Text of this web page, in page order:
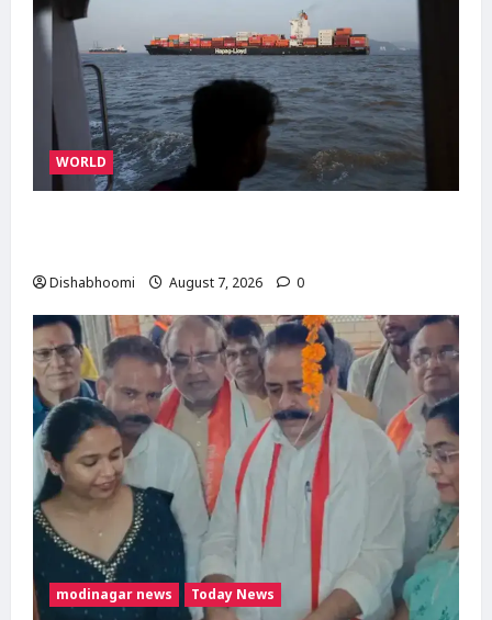
WORLD
Dishabhoomi August 7, 2026 0
modinagar news Today News